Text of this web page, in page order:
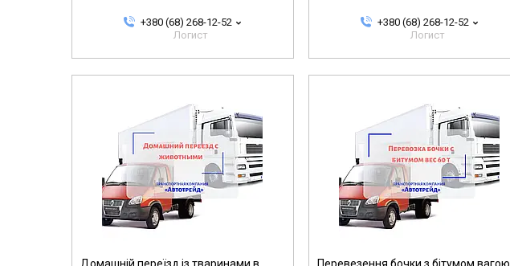
+380 (68) 268-12-52
Логист
+380 (68) 268-12-52
Логист